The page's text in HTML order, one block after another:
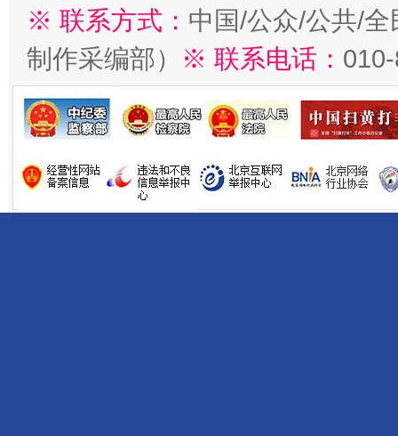
※ 联系方式： 中国/公众/公共/
制作采编部）
※ 联系电话：